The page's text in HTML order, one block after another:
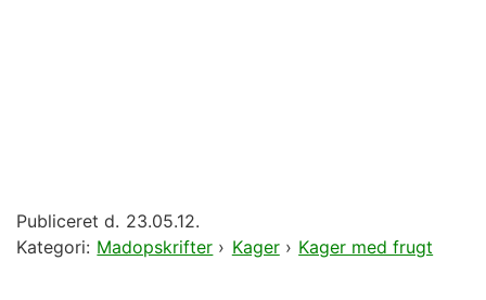
Publiceret d. 23.05.12.
Kategori: Madopskrifter › Kager› Kager med frugt